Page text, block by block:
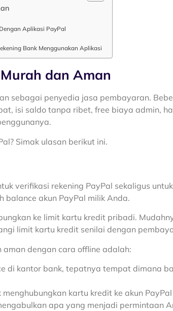
Aplikasi PayPal
Bank Menggunakan Aplikasi
dan Aman
sebagai penyedia jasa pembayaran.
isi saldo tanpa ribet, free biaya admin,
Simak ulasan berikut ini.
verifikasi rekening PayPal sekaligus
balance akun PayPal milik Anda.
ke limit kartu kredit pribadi.
limit kartu kredit senilai dengan
dengan cara offline adalah:
di kantor bank, tepatnya tempat dimana
kartu kredit ke akun
apa yang menjadi permintaan